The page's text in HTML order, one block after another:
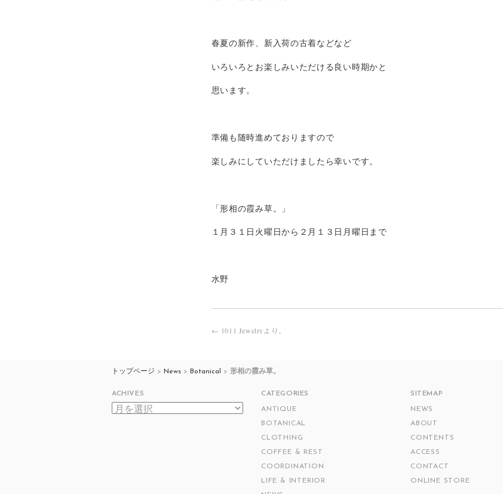
春夏の新作、新入荷の古着などなど
いろいろとお楽しみいただける良い時期かと
思います。
準備も随時進めておりますので
楽しみにしていただけましたら幸いです。
「形相の霞み草。」
１月３１日火曜日から２月１３日月曜日まで
水野
投
ビ
ー
シ
← 1011 Jewelryより。
トップページ > News > Botanical > 形相の霞み草。
ACHIVES
ACHIVES
CATEGORIES
ANTIQUE
BOTANICAL
CLOTHING
COFFEE & REST
COORDINATION
LIFE & INTERIOR
SITEMAP
NEWS
ABOUT
CONTENTS
ACCESS
CONTACT
ONLINE STORE